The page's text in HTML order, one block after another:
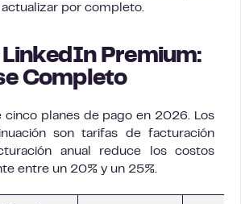
actualizar por completo.
LinkedIn Premium:
Completo
cinco planes de pago en 2026. Los
son tarifas de facturación
anual reduce los costos
entre un 20% y un 25%.